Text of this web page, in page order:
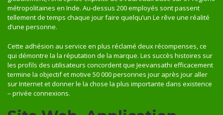
métropolitaines en Inde. Au-dessus 200 employés sont passent
tellement de temps chaque jour faire quelqu’un Le rêve une réalité
d’une personne.
Cette adhésion au service en plus réclamé deux récompenses, ce
qui démontre la la réputation de la marque. Les succès histoires sur
les profils des utilisateurs concordent que Jeevansathi efficacement
termine la objectif et motive 50 000 personnes jour après jour aller
sur Internet et donner le la chose la plus importante dans existence
– privée connexions.